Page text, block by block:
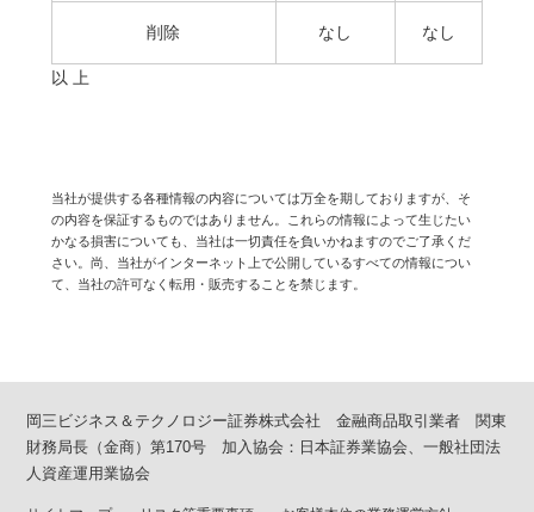
削除 なし なし
以 上
当社が提供する各種情報の内容については万全を期しておりますが、そ
の内容を保証するものではありません。これらの情報によって生じたい
かなる損害についても、当社は一切責任を負いかねますのでご了承くだ
さい。尚、当社がインターネット上で公開しているすべての情報につい
て、当社の許可なく転用・販売することを禁じます。
岡三ビジネス＆テクノロジー証券株式会社 金融商品取引業者 関東
財務局長（金商）第170号 加入協会：日本証券業協会、一般社団法
人資産運用業協会